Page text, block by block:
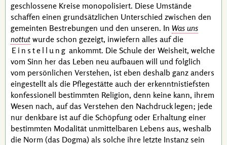
geschlossene Kreise monopolisiert. Diese Umstände
schaffen einen grundsätzlichen Unterschied zwischen den
gemeinten Bestrebungen und den unseren. In Was uns
nottut wurde schon gezeigt, inwiefern alles auf die
Einstellung ankommt. Die Schule der Weisheit, welche
vom Sinn her das Leben neu aufbauen will und folglich
vom persönlichen Verstehen, ist eben deshalb ganz anders
eingestellt als die Pflegestätte auch der erkenntnistiefsten
konfessionell bestimmten Religion, denn keine kann, ihrem
Wesen nach, auf das Verstehen den Nachdruck legen; jede
nur denkbare ist auf die Schöpfung oder Erhaltung einer
bestimmten Modalität unmittelbaren Lebens aus, weshalb
die Norm (das Dogma) als solche ihre letzte Instanz sein